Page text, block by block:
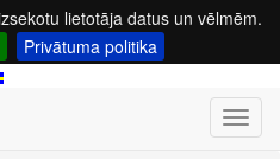
lietotāja datus un vēlmēm.
Privātuma politika